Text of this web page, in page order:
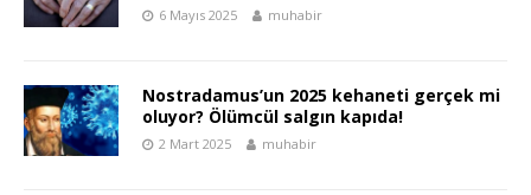
6 Mayıs 2025 muhabir
Nostradamus’un 2025 kehaneti gerçek mi
oluyor? Ölümcül salgın kapıda!
2 Mart 2025 muhabir